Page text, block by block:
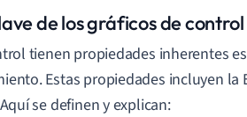
de los gráficos de control
tienen propiedades inherentes
Estas propiedades incluyen la
se definen y explican: